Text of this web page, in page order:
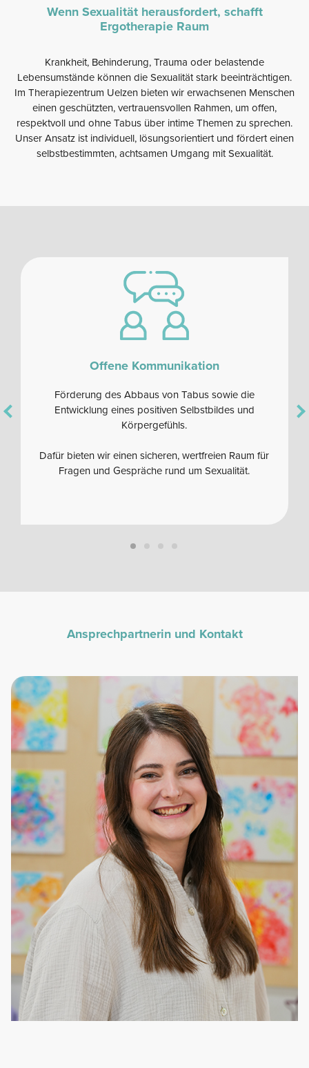
Wenn Sexualität herausfordert, schafft
Ergotherapie Raum
Krankheit, Behinderung, Trauma oder belastende
Lebensumstände können die Sexualität stark beeinträchtigen.
Im Therapiezentrum Uelzen bieten wir erwachsenen Menschen
einen geschützten, vertrauensvollen Rahmen, um offen,
respektvoll und ohne Tabus über intime Themen zu sprechen.
Unser Ansatz ist individuell, lösungsorientiert und fördert einen
selbstbestimmten, achtsamen Umgang mit Sexualität.
Offene Kommunikation
Förderung des Abbaus von Tabus sowie die
Entwicklung eines positiven Selbstbildes und
Körpergefühls.
Dafür bieten wir einen sicheren, wertfreien Raum für
Fragen und Gespräche rund um Sexualität.
Ansprechpartnerin und Kontakt